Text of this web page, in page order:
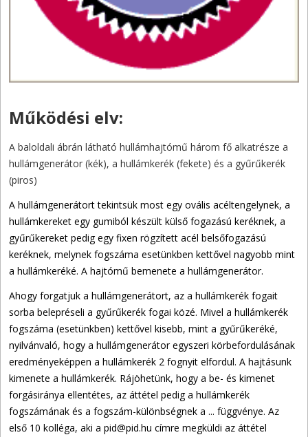
Működési elv:
A baloldali ábrán látható hullámhajtómű három fő alkatrésze a
hullámgenerátor (kék), a hullámkerék (fekete) és a gyűrűkerék
(piros)
A hullámgenerátort tekintsük most egy ovális acéltengelynek, a
hullámkereket egy gumiból készült külső fogazású keréknek, a
gyűrűkereket pedig egy fixen rögzített acél belsőfogazású
keréknek, melynek fogszáma esetünkben kettővel nagyobb mint
a hullámkeréké. A hajtómű bemenete a hullámgenerátor.
Ahogy forgatjuk a hullámgenerátort, az a hullámkerék fogait
sorba belepréseli a gyűrűkerék fogai közé. Mivel a hullámkerék
fogszáma (esetünkben) kettővel kisebb, mint a gyűrűkeréké,
nyilvánvaló, hogy a hullámgenerátor egyszeri körbefordulásának
eredményeképpen a hullámkerék 2 fognyit elfordul. A hajtásunk
kimenete a hullámkerék. Rájöhetünk, hogy a be- és kimenet
forgásiránya ellentétes, az áttétel pedig a hullámkerék
fogszámának és a fogszám-különbségnek a ... függvénye. Az
első 10 kolléga, aki a pid@pid.hu címre megküldi az áttétel